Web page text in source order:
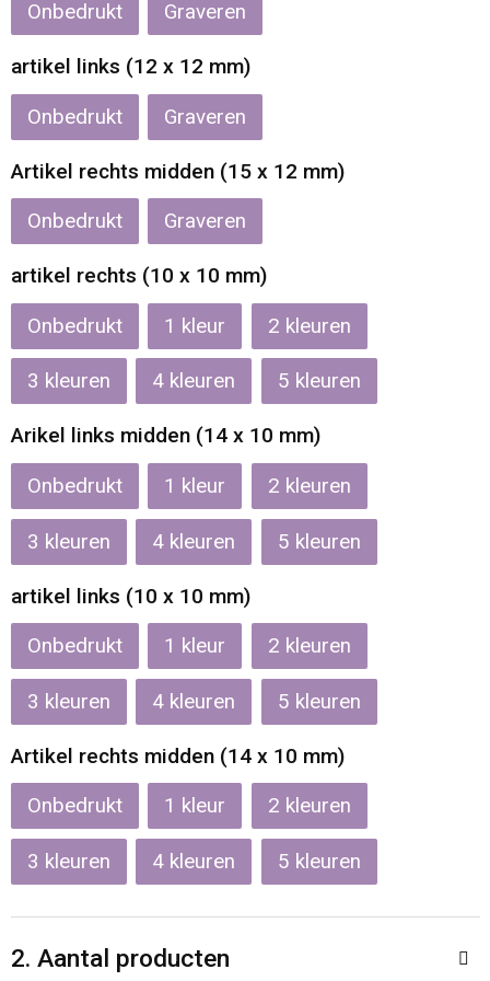
Waterbestendige tassen
Reistassensets
Golftassen
Goodiebags
Onbedrukt Graveren
artikel links (12 x 12 mm)
Onbedrukt Graveren
Artikel rechts midden (15 x 12 mm)
Onbedrukt Graveren
artikel rechts (10 x 10 mm)
Onbedrukt 1 2
3 4 5
Arikel links midden (14 x 10 mm)
Onbedrukt 1 2
3 4 5
artikel links (10 x 10 mm)
Onbedrukt 1 2
3 4 5
Artikel rechts midden (14 x 10 mm)
Onbedrukt 1 2
3 4 5
2. Aantal producten